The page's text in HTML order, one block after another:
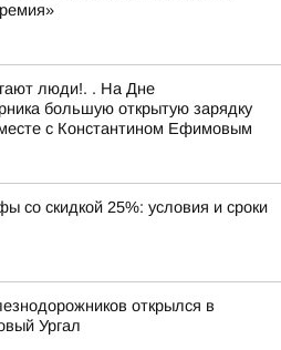
люди!. . На Дне
большую открытую зарядку
с Константином Ефимовым
со скидкой 25%: условия и сроки
открылся в
Ургал